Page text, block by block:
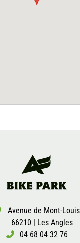
Avenue de Mont-Louis
66210 | Les Angles
04 68 04 32 76